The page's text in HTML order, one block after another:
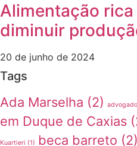
Alimentação
diminuir
20 de junho de 2024
Tags
Ada Marselha (2)
em Duque de Caxias
Kuartieri (1) beca barreto (2)